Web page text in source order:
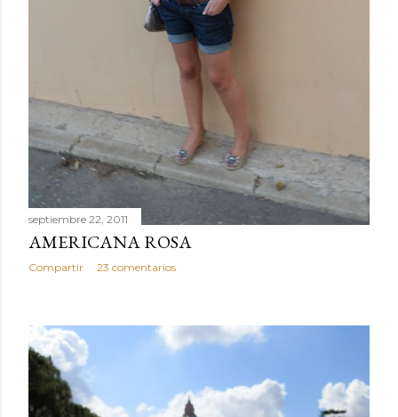
septiembre 22, 2011
AMERICANA ROSA
Compartir 23 comentarios